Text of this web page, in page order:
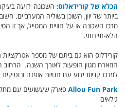
הכלא של קורידאלוס: השכונה ידועה
ביותר של יוון, השוכן בשוליה המערביים.
מרכז השכונה או על חוויית המטייל, אך זו
הלא-תיירותי.
קורידלוס הוא גם ביתם של מספר אטרקציות
למרכז קניות ידוע עם חנויות אופנה
Allou Fun Park פארק שעשועים עם
גילאים